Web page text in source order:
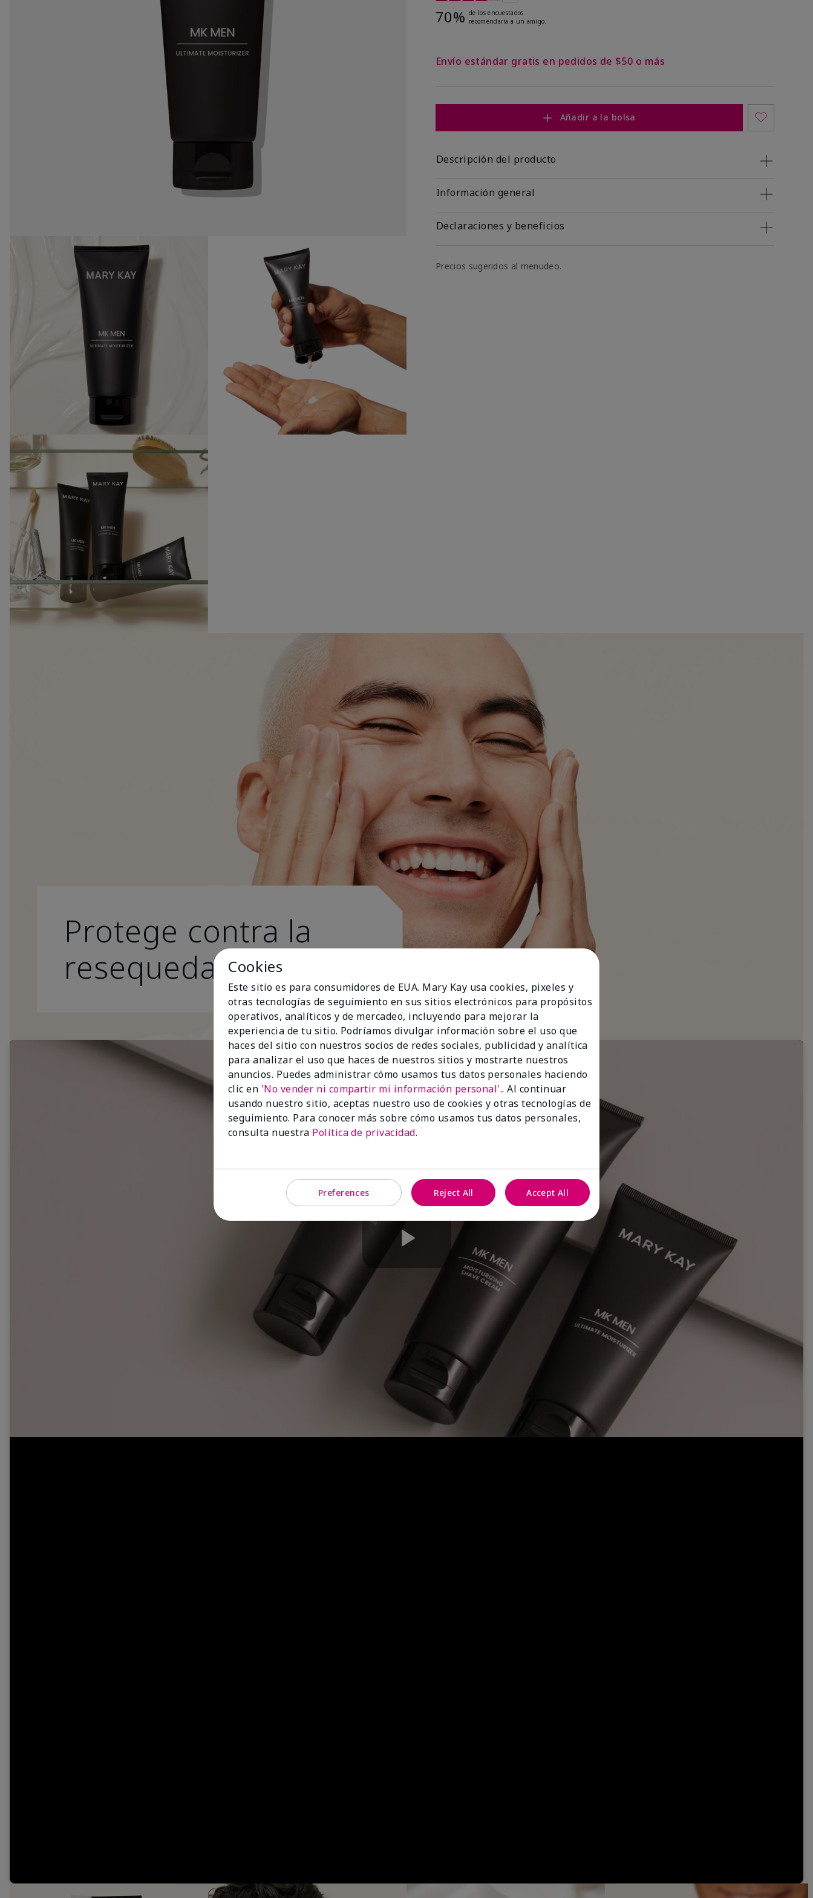
70% de los encuestados
recomendaría a un amigo.
Envío estándar gratis en pedidos de $50 o más
Añadir a la bolsa
Descripción del producto
Información general
Declaraciones y beneficios
Precios sugeridos al menudeo.
Protege contra la
resequedad.
Play
Video
Cookies
Este sitio es para consumidores de EUA. Mary Kay usa cookies, pixeles y
otras tecnologías de seguimiento en sus sitios electrónicos para propósitos
operativos, analíticos y de mercadeo, incluyendo para mejorar la
experiencia de tu sitio. Podríamos divulgar información sobre el uso que
haces del sitio con nuestros socios de redes sociales, publicidad y analítica
para analizar el uso que haces de nuestros sitios y mostrarte nuestros
anuncios. Puedes administrar cómo usamos tus datos personales haciendo
clic en 'No vender ni compartir mi información personal'.. Al continuar
usando nuestro sitio, aceptas nuestro uso de cookies y otras tecnologías de
seguimiento. Para conocer más sobre cómo usamos tus datos personales,
consulta nuestra Política de privacidad.
Preferences Reject All Accept All